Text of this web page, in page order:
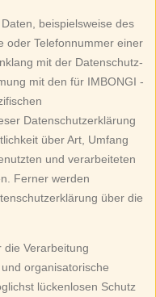
beispielsweise des
oder Telefonnummer einer
mit der Datenschutz-
mit den für IMBONGI -
Datenschutzerklärung
über Art, Umfang
und verarbeiteten
Ferner werden
über die
die Verarbeitung
organisatorische
lückenlosen Schutz